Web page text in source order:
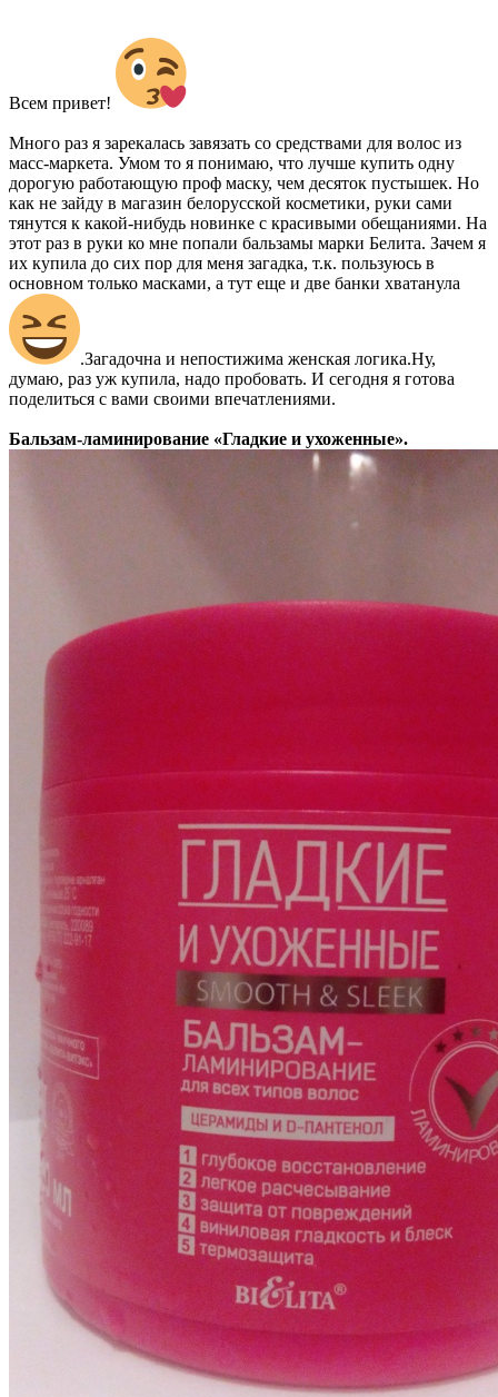
Всем привет!
Много раз я зарекалась завязать со средствами для волос из
масс-маркета. Умом то я понимаю, что лучше купить одну
дорогую работающую проф маску, чем десяток пустышек. Но
как не зайду в магазин белорусской косметики, руки сами
тянутся к какой-нибудь новинке с красивыми обещаниями. На
этот раз в руки ко мне попали бальзамы марки Белита. Зачем я
их купила до сих пор для меня загадка, т.к. пользуюсь в
основном только масками, а тут еще и две банки хватанула
.Загадочна и непостижима женская логика.Ну,
думаю, раз уж купила, надо пробовать. И сегодня я готова
поделиться с вами своими впечатлениями.
Бальзам-ламинирование «Гладкие и ухоженные».